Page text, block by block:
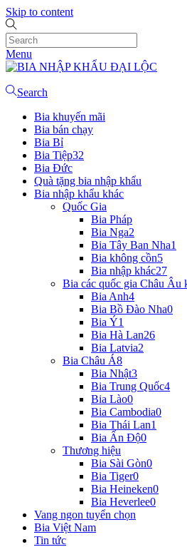
Skip to content
Menu
Search
Bia khuyến mãi
Bia bán chạy
Bia Bỉ
Bia Tiệp32
Bia Đức
Quà tặng bia nhập khẩu
Bia nhập khẩu khác
Quốc Gia
Bia Pháp
Bia Nga2
Bia Tây Ban Nha1
Bia không cồn5
Bia nhập khác27
Bia các quốc gia Châu Âu
Bia Anh4
Bia Bồ Đào Nha0
Bia Ý1
Bia Hà Lan26
Bia Latvia2
Bia Châu Á8
Bia Nhật3
Bia Trung Quốc4
Bia Lào0
Bia Cambodia0
Bia Thái Lan1
Bia Ấn Độ0
Thương hiệu
Bia Sài Gòn0
Bia Tiger0
Bia Heineken0
Bia Heverlee0
Vang ngon tuyển chọn
Bia Việt Nam
Tin tức